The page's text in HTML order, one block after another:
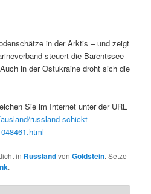
in der Arktis – und zeigt
steuert die Barentssee
in der Ostukraine droht sich die
Sie im Internet unter der URL
russland-schickt-
in RusslandvonGoldstein. Setze
.